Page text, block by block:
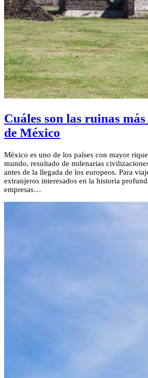
Cuáles son las ruinas
de México
México es uno de los países con mayor
mundo, resultado de milenarias
antes de la llegada de los europeos. Para
extranjeros interesados en la historia
empresas…